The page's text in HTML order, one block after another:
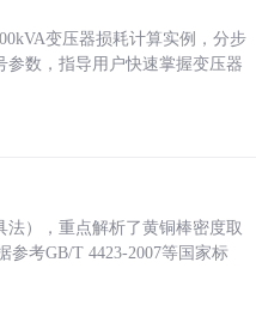
变压器损耗计算实例，分步
参数，指导用户快速掌握变压器
），重点解析了黄铜棒密度取
参考GB/T 4423-2007等国家标